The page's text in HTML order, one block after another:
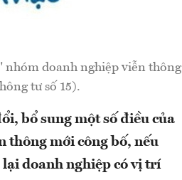
nhóm doanh nghiệp viễn thông
tư số 15).
bổ sung một số điều của
thông mới công bố, nếu
doanh nghiệp có vị trí